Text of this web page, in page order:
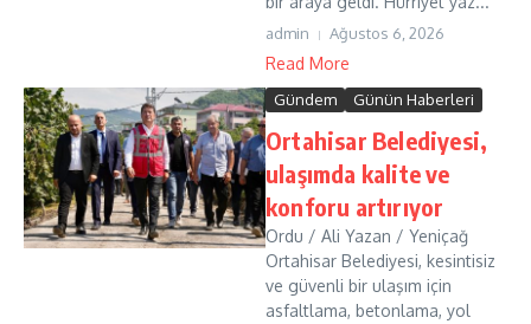
admin Ağustos 6, 2026
Read More
Gündem Günün Haberleri
Ortahisar Belediyesi,
ulaşımda kalite ve
konforu artırıyor
Ordu / Ali Yazan / Yeniçağ
Ortahisar Belediyesi, kesintisiz
ve güvenli bir ulaşım için
asfaltlama, betonlama, yol